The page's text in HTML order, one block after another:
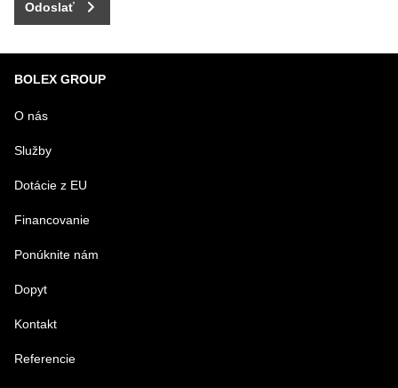
Odoslať
BOLEX GROUP
O nás
Služby
Dotácie z EU
Financovanie
Ponúknite nám
Dopyt
Kontakt
Referencie